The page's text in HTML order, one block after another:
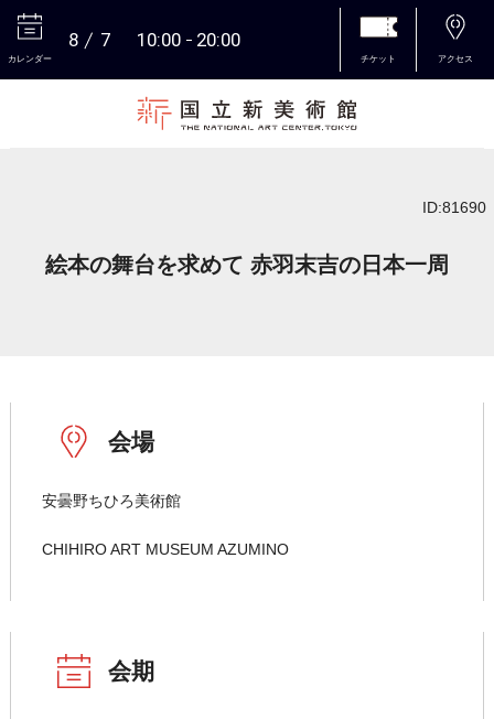
カレンダー
8 7 10:00 20:00
チケット アクセス
ID:81690
絵本の舞台を求めて 赤羽末吉の日本一周
会場
安曇野ちひろ美術館
CHIHIRO ART MUSEUM AZUMINO
会期